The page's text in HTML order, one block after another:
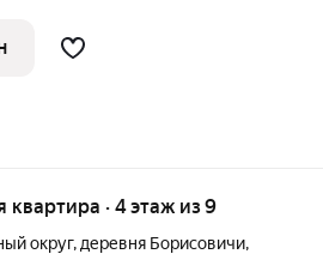
общественного транспорта,
квартира · 4 этаж из 9
округ, деревня Борисовичи,